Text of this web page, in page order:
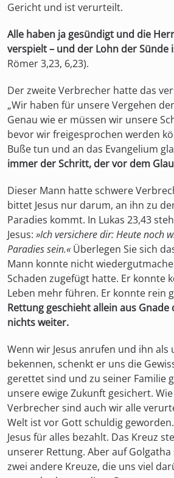
Gericht und ist verurteilt.
Alle haben ja gesündigt und die
verspielt – und der Lohn der Sünde
Römer 3,23, 6,23).
Der zweite Verbrecher hatte das
„Wir haben für unsere Vergehen
Genau wie er müssen wir unsere
bevor wir freigesprochen werden
Buße tun und an das Evangelium
immer der Schritt, der vor dem
Dieser Mann hatte schwere
bittet Jesus nur darum, an ihn zu
Paradies kommt. In Lukas 23,43
Jesus: »Ich versichere dir: Heute noch
Paradies sein.« Überlegen Sie sich
Mann konnte nicht
Schaden zugefügt hatte. Er konnte
Leben mehr führen. Er konnte rein
Rettung geschieht allein aus
nichts weiter.
Wenn wir Jesus anrufen und ihn als
bekennen, schenkt er uns die
gerettet sind und zu seiner Familie
unsere ewige Zukunft gesichert.
Verbrecher sind auch wir alle
Welt ist vor Gott schuldig
Jesus für alles bezahlt. Das Kreuz
unserer Rettung. Aber auf
zwei andere Kreuze, die uns viel